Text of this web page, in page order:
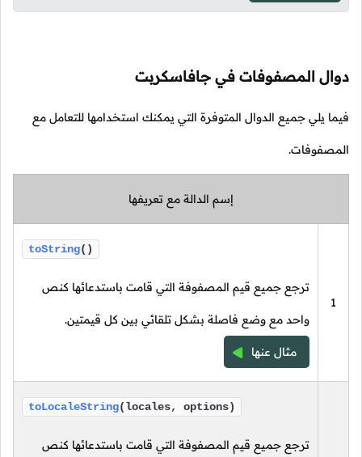
دوال المصفوفات في جافاسكربت
فيما يلي جميع الدوال المتوفرة التي يمكنك استخدامها للتعامل مع
المصفوفات.
إسم الدالة مع تعريفها
1
toString()
ترجع جميع قيم المصفوفة التي قامت باستدعائها كنص
واحد مع وضع فاصلة بشكل تلقائي بين كل قيمتين.
مثال عنها
toLocaleString(locales, options)
ترجع جميع قيم المصفوفة التي قامت باستدعائها كنص